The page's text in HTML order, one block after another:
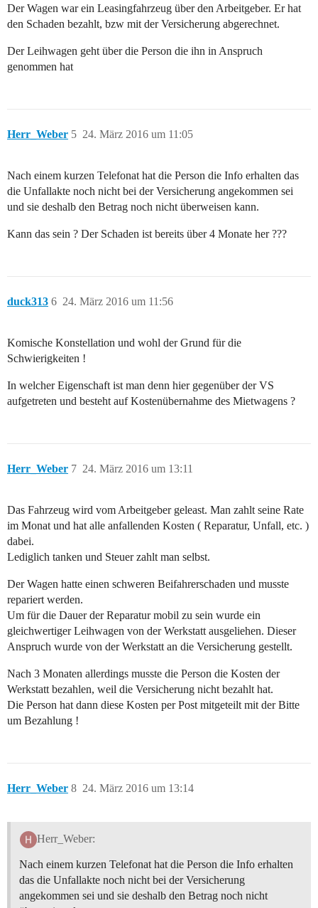
Der Wagen war ein Leasingfahrzeug über den Arbeitgeber. Er hat
den Schaden bezahlt, bzw mit der Versicherung abgerechnet.
Der Leihwagen geht über die Person die ihn in Anspruch
genommen hat
Herr_Weber 24. März 2016 um 11:05
5
Nach einem kurzen Telefonat hat die Person die Info erhalten das
die Unfallakte noch nicht bei der Versicherung angekommen sei
und sie deshalb den Betrag noch nicht überweisen kann.
Kann das sein ? Der Schaden ist bereits über 4 Monate her ???
duck313 24. März 2016 um 11:56
6
Komische Konstellation und wohl der Grund für die
Schwierigkeiten !
In welcher Eigenschaft ist man denn hier gegenüber der VS
aufgetreten und besteht auf Kostenübernahme des Mietwagens ?
Herr_Weber 24. März 2016 um 13:11
7
Das Fahrzeug wird vom Arbeitgeber geleast. Man zahlt seine Rate
im Monat und hat alle anfallenden Kosten ( Reparatur, Unfall, etc. )
dabei.
Lediglich tanken und Steuer zahlt man selbst.
Der Wagen hatte einen schweren Beifahrerschaden und musste
repariert werden.
Um für die Dauer der Reparatur mobil zu sein wurde ein
gleichwertiger Leihwagen von der Werkstatt ausgeliehen. Dieser
Anspruch wurde von der Werkstatt an die Versicherung gestellt.
Nach 3 Monaten allerdings musste die Person die Kosten der
Werkstatt bezahlen, weil die Versicherung nicht bezahlt hat.
Die Person hat dann diese Kosten per Post mitgeteilt mit der Bitte
um Bezahlung !
Herr_Weber 24. März 2016 um 13:14
8
Herr_Weber:
Nach einem kurzen Telefonat hat die Person die Info erhalten
das die Unfallakte noch nicht bei der Versicherung
angekommen sei und sie deshalb den Betrag noch nicht